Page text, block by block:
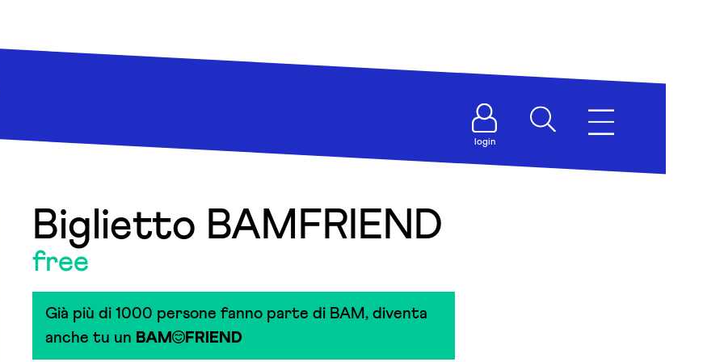
login
Biglietto BAMFRIEND
free
Già più di 1000 persone fanno parte di BAM, diventa
anche tu un BAM FRIEND